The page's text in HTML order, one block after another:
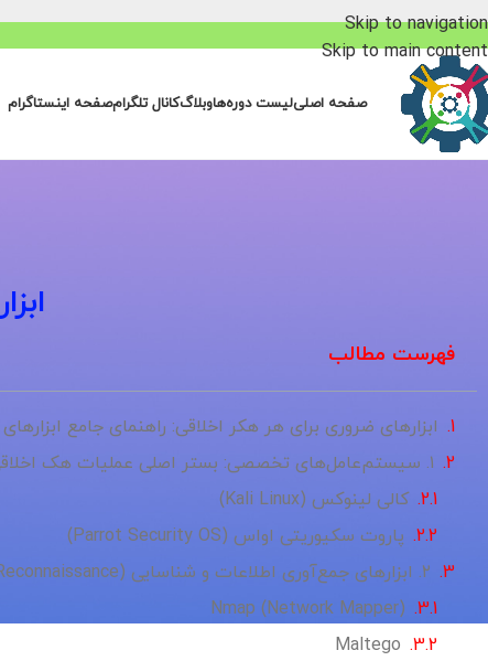
Skip to navigation
Skip to main content
صفحه اصلیلیست دوره‌هاوبلاگکانال تلگرامصفحه اینستاگرام
فهرست مطالب
ابزارهای ضروری برای هر هکر اخلاقی: راهنمای جامع
۱. سیستم‌عامل‌های تخصصی: بستر اصلی عملیات هک اخلاقی
کالی لینوکس (Kali Linux)
پاروت سکیوریتی او‌اس (Parrot Security OS)
۲. ابزارهای جمع‌آوری اطلاعات و شناسایی (Reconnaissance)
Nmap (Network Mapper)
Maltego